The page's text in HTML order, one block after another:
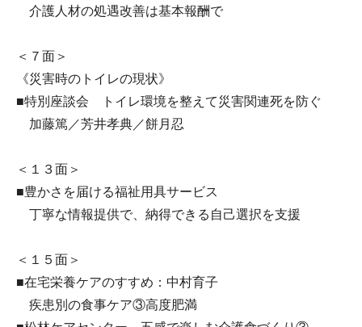
介護人材の処遇改善は基本報酬で
＜７面＞
《災害時のトイレの現状》
■特別座談会 トイレ環境を整えて災害関連死を防ぐ
加藤篤／芳井孝典／餅月忍
＜１３面＞
■豊かさを届ける福祉用具サービス
丁寧な情報提供で、納得できる自己選択を支援
＜１５面＞
■在宅栄養ケアのすすめ：中村育子
疾患別の食事ケア③高度肥満